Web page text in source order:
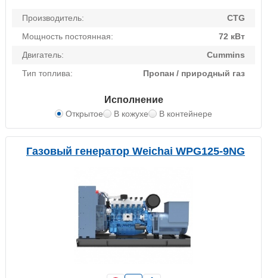
Производитель:
CTG
Мощность постоянная:
72 кВт
Двигатель:
Cummins
Тип топлива:
Пропан / природный газ
Исполнение
Открытое В кожухе В контейнере
Газовый генератор Weichai WPG125-9NG